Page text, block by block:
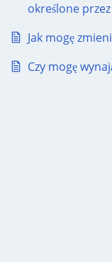
określone
Jak mogę
Czy mogę